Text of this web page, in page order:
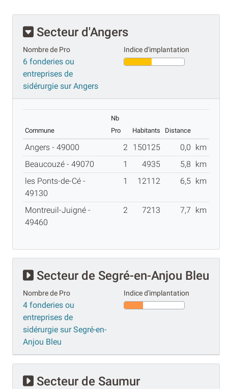
Secteur d'Angers
Nombre de Pro
6 fonderies ou
entreprises de
sidérurgie sur Angers
Indice d'implantation
Commune
Nb
Pro
Habitants Distance
Angers - 49000 2 150125 0,0 km
Beaucouzé - 49070
1 4935 5,8 km
les Ponts-de-Cé -
49130
1 12112 6,5 km
Montreuil-Juigné -
49460
2 7213 7,7 km
Secteur de Segré-en-Anjou Bleu
Nombre de Pro
4 fonderies ou
entreprises de
sidérurgie sur Segré-en-
Anjou Bleu
Indice d'implantation
Secteur de Saumur